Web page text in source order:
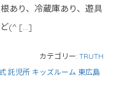
あり、冷蔵庫あり、遊具
ど(^ […]
カテゴリー: TRUTH
託児所 キッズルーム 東広島